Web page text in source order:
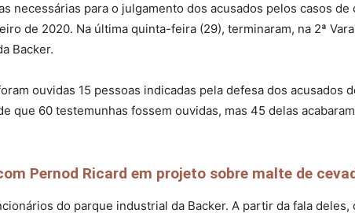
necessárias para o julgamento dos acusados pelos casos de
de 2020. Na última quinta-feira (29), terminaram, na 2ª
Backer.
ouvidas 15 pessoas indicadas pela defesa dos acusados
que 60 testemunhas fossem ouvidas, mas 45 delas
Pernod Ricard em projeto sobre malte de
do parque industrial da Backer. A partir da fala deles,